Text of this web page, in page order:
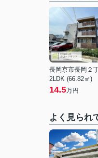
長岡京市長岡２
2LDK (66.82㎡)
14.5万円
よく見られ